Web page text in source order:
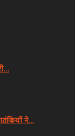
ने…